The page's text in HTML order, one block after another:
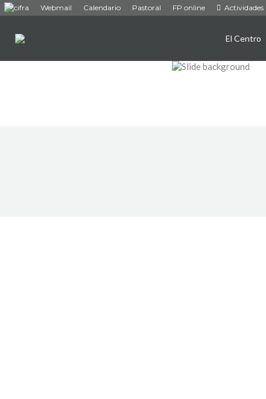
Webmail Calendario Pastoral FP online Actividades
El Centro